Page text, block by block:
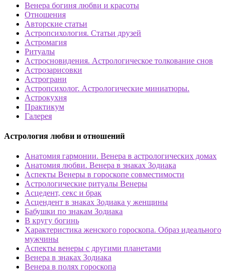
Венера богиня любви и красоты
Отношения
Авторские статьи
Астропсихология. Статьи друзей
Астромагия
Ритуалы
Астросновидения. Астрологическое толкование снов
Астрозарисовки
Астрограни
Астропсихолог. Астрологические миниатюры.
Астрокухня
Практикум
Галерея
Астрология любви и отношений
Анатомия гармонии. Венера в астрологических домах
Анатомия любви. Венера в знаках Зодиака
Аспекты Венеры в гороскопе совместимости
Астрологические ритуалы Венеры
Асцедент, секс и брак
Асцендент в знаках Зодиака у женщины
Бабушки по знакам Зодиака
В кругу богинь
Характеристика женского гороскопа. Образ идеального
мужчины
Аспекты венеры с другими планетами
Венера в знаках Зодиака
Венера в полях гороскопа